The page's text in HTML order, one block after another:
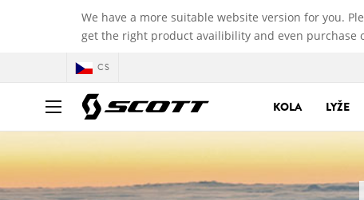
We have a more suitable website version for you.
get the right product availibility and even purchase
CS
KOLA LYŽE